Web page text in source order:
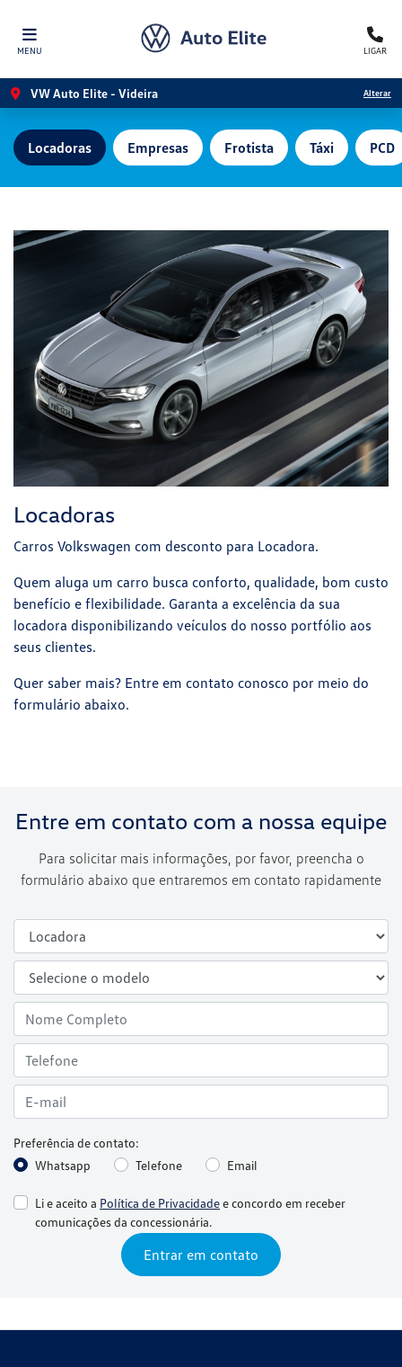
MENU LIGAR
VW Auto Elite - Videira Alterar
Empresas Frotista Táxi PCD
Locadoras
Locadoras
Carros Volkswagen com desconto para Locadora.
Quem aluga um carro busca conforto, qualidade, bom custo
benefício e flexibilidade. Garanta a excelência da sua
locadora disponibilizando veículos do nosso portfólio aos
seus clientes.
Quer saber mais? Entre em contato conosco por meio do
formulário abaixo.
Entre em contato com a nossa equipe
Para solicitar mais informações, por favor, preencha o
formulário abaixo que entraremos em contato rapidamente
Preferência de contato:
Whatsapp
Telefone Email
Li e aceito a Política de Privacidadee concordo em receber
comunicações da concessionária.
Entrar em contato